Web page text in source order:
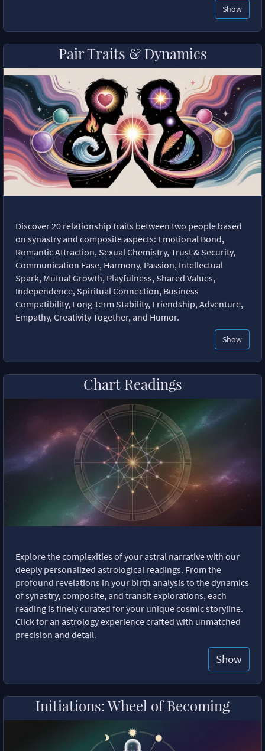
Show
Pair Traits & Dynamics
Discover 20 relationship traits between two people based
on synastry and composite aspects: Emotional Bond,
Romantic Attraction, Sexual Chemistry, Trust & Security,
Communication Ease, Harmony, Passion, Intellectual
Spark, Mutual Growth, Playfulness, Shared Values,
Independence, Spiritual Connection, Business
Compatibility, Long-term Stability, Friendship, Adventure,
Empathy, Creativity Together, and Humor.
Show
Chart Readings
Explore the complexities of your astral narrative with our
deeply personalized astrological readings. From the
profound revelations in your birth analysis to the dynamics
of synastry, composite, and transit explorations, each
reading is finely curated for your unique cosmic storyline.
Click for an astrology experience crafted with unmatched
precision and detail.
Show
Initiations: Wheel of Becoming